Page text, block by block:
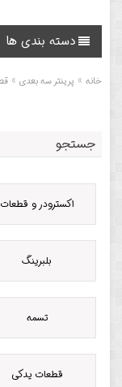
دسته بندی ها
خانه » پرینتر سه بعدی »
جستجو
اکسترودر و قطعات
بلبرینگ
تسمه
قطعات یدکی